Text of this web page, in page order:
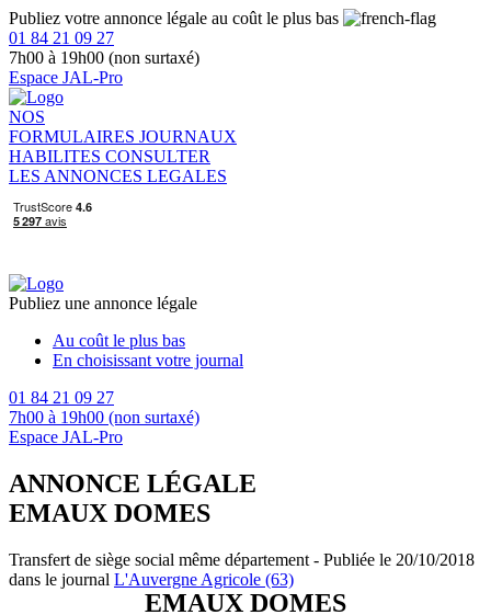
Publiez votre annonce légale au coût le plus bas
01 84 21 09 27
7h00 à 19h00 (non surtaxé)
Espace JAL-Pro
NOS
FORMULAIRES JOURNAUX
HABILITES CONSULTER
LES ANNONCES LEGALES
Publiez une annonce légale
Au coût le plus bas
En choisissant votre journal
01 84 21 09 27
7h00 à 19h00 (non surtaxé)
Espace JAL-Pro
ANNONCE LÉGALE
EMAUX DOMES
Transfert de siège social même département - Publiée le 20/10/2018
dans le journal L'Auvergne Agricole (63)
EMAUX DOMES